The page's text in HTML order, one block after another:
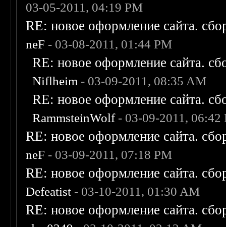
03-05-2011, 04:19 PM
RE: новое оформление сайта.
neF - 03-08-2011, 01:44 PM
RE: новое оформление сайта.
Niflheim - 03-09-2011, 08:35 AM
RE: новое оформление сайта.
RammsteinWolf- 03-09-2011, 06:42
RE: новое оформление сайта.
neF - 03-09-2011, 07:18 PM
RE: новое оформление сайта.
Defeatist - 03-10-2011, 01:30 AM
RE: новое оформление сайта.